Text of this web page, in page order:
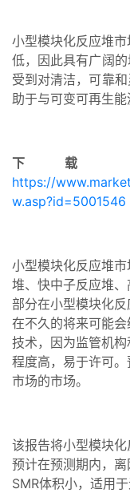
小型模块化反应堆
低，因此具有广阔
受到对清洁，可靠
助于与可变可再生能
下载
https://
w.asp?id=5001546
小型模块化反应堆
堆、快中子反应堆
部分在小型模块化
在不久的将来可能
技术，因为监管机
程度高，易于许可
市场的市场。
该报告将小型模块化
预计在预测期内，
SMR体积小，适用